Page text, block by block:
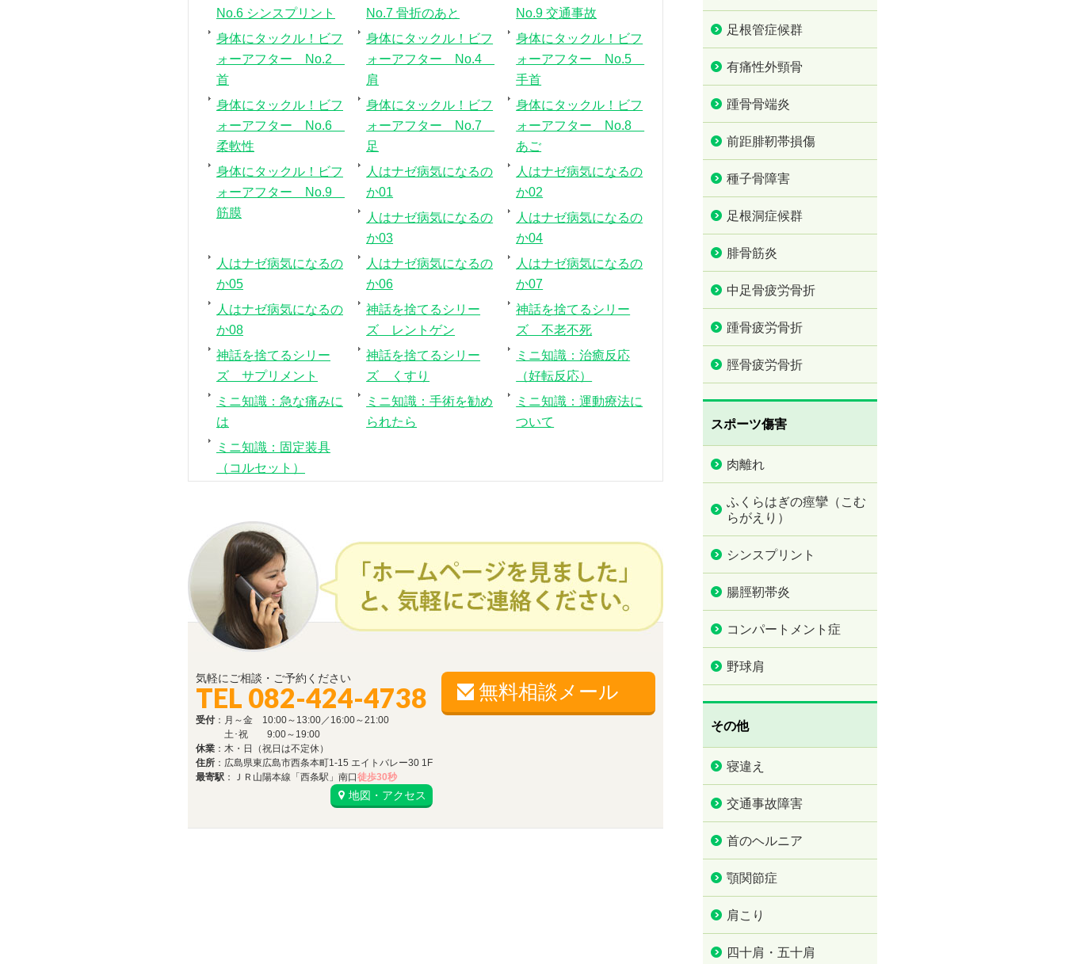
No.6 シンスプリント
No.7 骨折のあと
No.9 交通事故
身体にタックル！ビフ
ォーアフター No.2
首
身体にタックル！ビフ
ォーアフター No.4
肩
身体にタックル！ビフ
ォーアフター No.5
手首
身体にタックル！ビフ
ォーアフター No.6
柔軟性
身体にタックル！ビフ
ォーアフター No.7
足
身体にタックル！ビフ
ォーアフター No.8
あご
身体にタックル！ビフ
ォーアフター No.9
筋膜
人はナゼ病気になるの
か01
人はナゼ病気になるの
か02
人はナゼ病気になるの
か03
人はナゼ病気になるの
か04
人はナゼ病気になるの
か05
人はナゼ病気になるの
か06
人はナゼ病気になるの
か07
人はナゼ病気になるの
か08
神話を捨てるシリー
ズ レントゲン
神話を捨てるシリー
ズ 不老不死
神話を捨てるシリー
ズ サプリメント
神話を捨てるシリー
ズ くすり
ミニ知識：治癒反応
（好転反応）
ミニ知識：急な痛みに
は
ミニ知識：手術を勧め
られたら
ミニ知識：運動療法に
ついて
ミニ知識：固定装具
（コルセット）
気軽にご相談・ご予約ください
TEL 082-424-4738
受付：月～金 10:00～13:00／16:00～21:00
土･祝 9:00～19:00
休業 ：木・日（祝日は不定休）
住所 ：広島県東広島市西条本町1-15 エイトバレー30 1F
最寄駅 ：ＪＲ山陽本線「西条駅」南口徒歩30秒
地図・アクセス
無料相談メール
足根管症候群
有痛性外頸骨
踵骨骨端炎
前距腓靭帯損傷
種子骨障害
足根洞症候群
腓骨筋炎
中足骨疲労骨折
踵骨疲労骨折
脛骨疲労骨折
スポーツ傷害
肉離れ
ふくらはぎの痙攣（こむ
らがえり）
シンスプリント
腸脛靭帯炎
コンパートメント症
野球肩
その他
寝違え
交通事故障害
首のヘルニア
顎関節症
肩こり
四十肩・五十肩